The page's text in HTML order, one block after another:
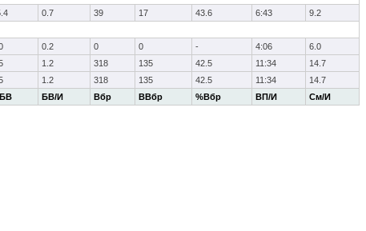
БВ/И Вбр ВВбр %Вбр ВП/И См/И
0.7 39 17 43.6 6:43
9.2
0.2 0 0 - 4:06
6.0
1.2 318 135 42.5 11:34
14.7
1.2 318 135 42.5 11:34 14.7